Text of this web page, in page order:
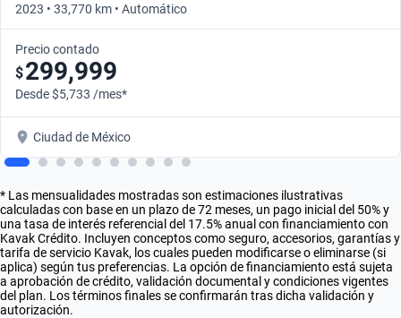
2023 • 33,770 km • Automático
Precio contado
$299,999
Desde $5,733 /mes*
Ciudad de México
* Las mensualidades mostradas son estimaciones ilustrativas
calculadas con base en un plazo de 72 meses, un pago inicial del 50% y
una tasa de interés referencial del 17.5% anual con financiamiento con
Kavak Crédito. Incluyen conceptos como seguro, accesorios, garantías y
tarifa de servicio Kavak, los cuales pueden modificarse o eliminarse (si
aplica) según tus preferencias. La opción de financiamiento está sujeta
a aprobación de crédito, validación documental y condiciones vigentes
del plan. Los términos finales se confirmarán tras dicha validación y
autorización.